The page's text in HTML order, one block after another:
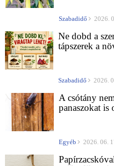
Szabadidő 2026.
Ne dobd a
tápszerek a
Szabadidő 2026.
A csótány
panaszokat is
Egyéb 2026. 06.